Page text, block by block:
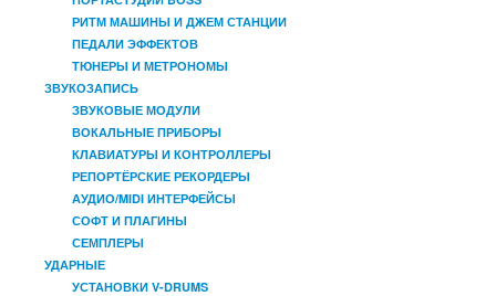
РИТМ МАШИНЫ И ДЖЕМ СТАНЦИИ
ПЕДАЛИ ЭФФЕКТОВ
ТЮНЕРЫ И МЕТРОНОМЫ
ЗВУКОЗАПИСЬ
ЗВУКОВЫЕ МОДУЛИ
ВОКАЛЬНЫЕ ПРИБОРЫ
КЛАВИАТУРЫ И КОНТРОЛЛЕРЫ
РЕПОРТЁРСКИЕ РЕКОРДЕРЫ
АУДИО/MIDI ИНТЕРФЕЙСЫ
СОФТ И ПЛАГИНЫ
СЕМПЛЕРЫ
УДАРНЫЕ
УСТАНОВКИ V-DRUMS